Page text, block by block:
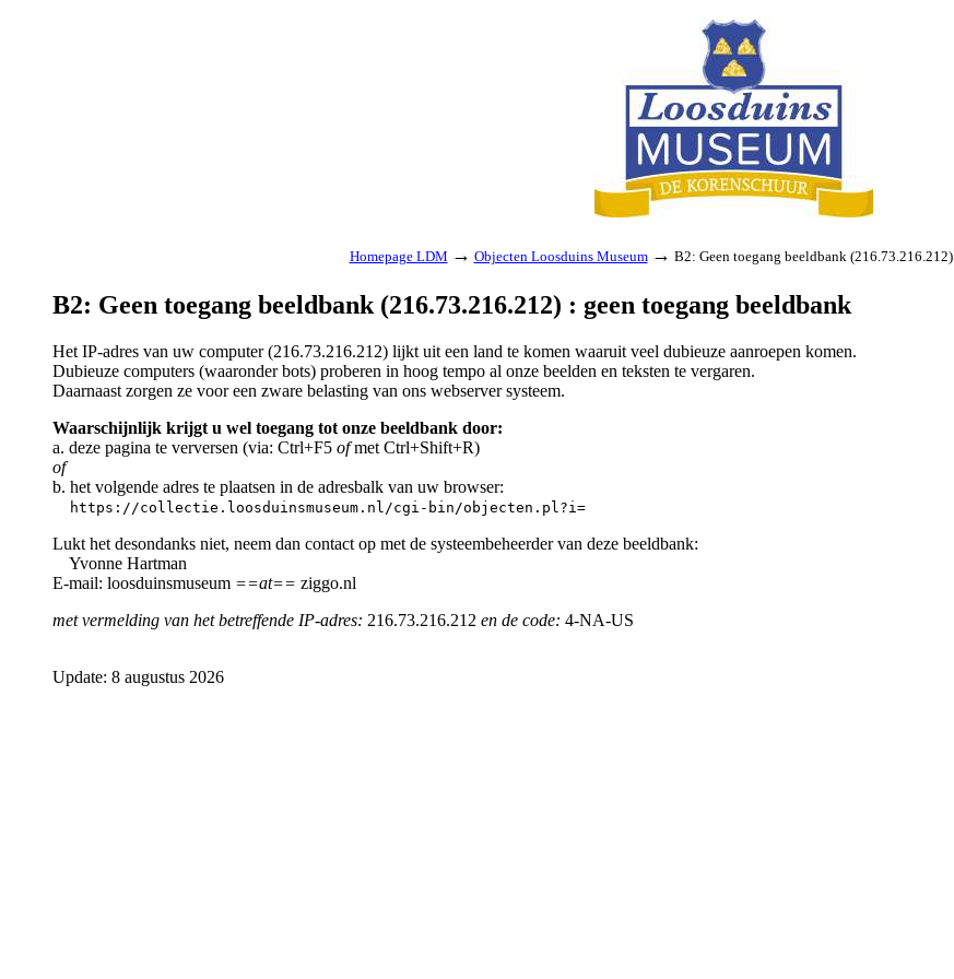
Homepage LDM → Objecten Loosduins Museum → B2: Geen toegang beeldbank (216.73.216.212)
B2: Geen toegang beeldbank (216.73.216.212) : geen toegang beeldbank
Het IP-adres van uw computer (216.73.216.212) lijkt uit een land te komen waaruit veel dubieuze aanroepen komen.
Dubieuze computers (waaronder bots) proberen in hoog tempo al onze beelden en teksten te vergaren.
Daarnaast zorgen ze voor een zware belasting van ons webserver systeem.
Waarschijnlijk krijgt u wel toegang tot onze beeldbank door:
a. deze pagina te verversen (via: Ctrl+F5 ofmet Ctrl+Shift+R)
of
b. het volgende adres te plaatsen in de adresbalk van uw browser:
https://collectie.loosduinsmuseum.nl/cgi-bin/objecten.pl?i=
Lukt het desondanks niet, neem dan contact op met de systeembeheerder van deze beeldbank:
Yvonne Hartman
E-mail: loosduinsmuseum ==at== ziggo.nl
met vermelding van het betreffende IP-adres: 216.73.216.212 en de code: 4-NA-US
Update: 8 augustus 2026